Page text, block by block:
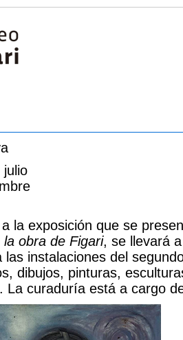
julio
la exposición que se
obra de Figari, se llevará
las instalaciones del
dibujos, pinturas,
La curaduría está a cargo